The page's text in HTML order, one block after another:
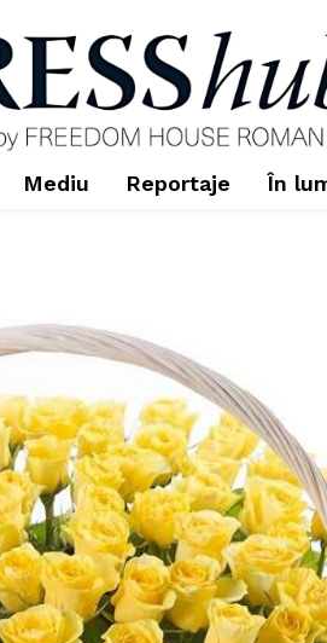
Mediu Reportaje În